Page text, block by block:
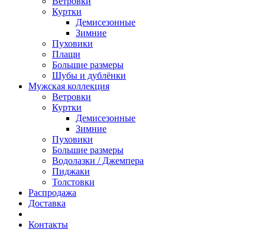
Куртки
Демисезонные
Зимние
Пуховики
Плащи
Большие размеры
Шубы и дублёнки
Мужская коллекция
Ветровки
Куртки
Демисезонные
Зимние
Пуховики
Большие размеры
Водолазки / Джемпера
Пиджаки
Толстовки
Распродажа
Доставка
Контакты